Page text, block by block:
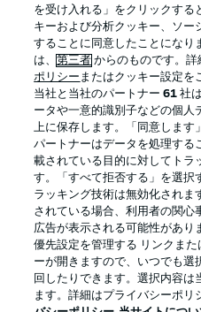
Official Partners
プライバシー・ポリシー
利用条件
求人
を受け入れる」をクリックする
キーおよび分析クッキー、ソー
することに同意したことになり
は、第三者 からのものです。
ポリシー またはクッキー設定を
当社と当社のパートナー61 社
ータや一意的識別子などの個人
上に保存します。「同意します
パートナーはデータを処理する
載されている目的に対してトラ
す。「すべて拒否する」を選択
ラッキング技術は無効化されま
されている場合、利用者の関心
広告が表示される可能性があり
優先設定を管理する リンクま
ーが開きますので、いつでも選
回したりできます。選択内容は
ます。詳細はプライバシーポリ